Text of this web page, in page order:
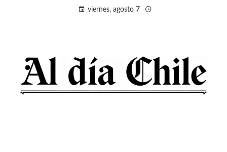
viernes, agosto 7